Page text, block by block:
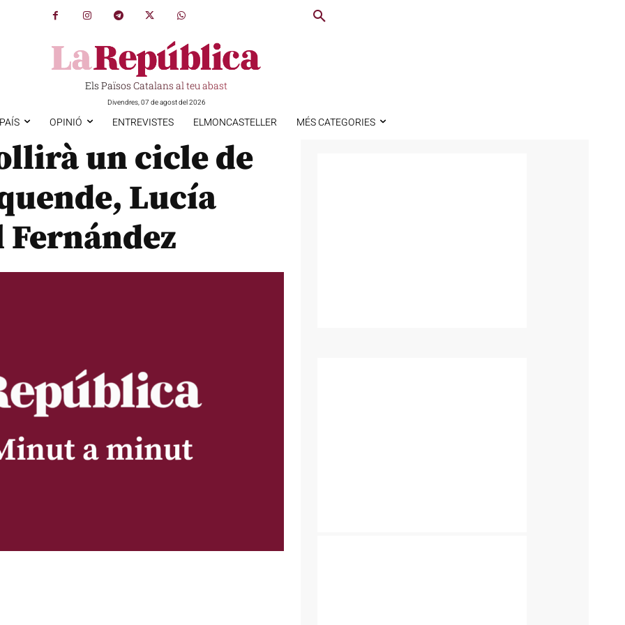
Els Països Catalans al teu abast
Divendres, 07 de agost del 2026
OPINIÓ ENTREVISTES ELMONCASTELLER MÉS CATEGORIES
un cicle de
Lucía